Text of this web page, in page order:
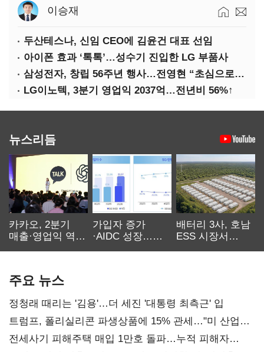
이승재
두산테스나, 신임 CEO에 김윤건 대표 선임
아이폰 효과 ‘톡톡’…성수기 진입한 LG 부품사
삼성전자, 창립 56주년 행사…전영현 “초심으로 경쟁력 회복해야”
LG이노텍, 3분기 영업익 2037억…전년비 56%↑
뉴스리듬
카카오, 2분기
매출·영업익 역대
가입자 증가
·AIDC 성장…
배터리 3사, 호남
ESS 시장서
주요 뉴스
정청래 때리는 '김용'…더 세진 '대통령 최측근' 입
트럼프, 폴리실리콘 파생상품에 15% 관세…"미 산업
재건"
전세사기 피해주택 매입 1만호 돌파…누적 피해자